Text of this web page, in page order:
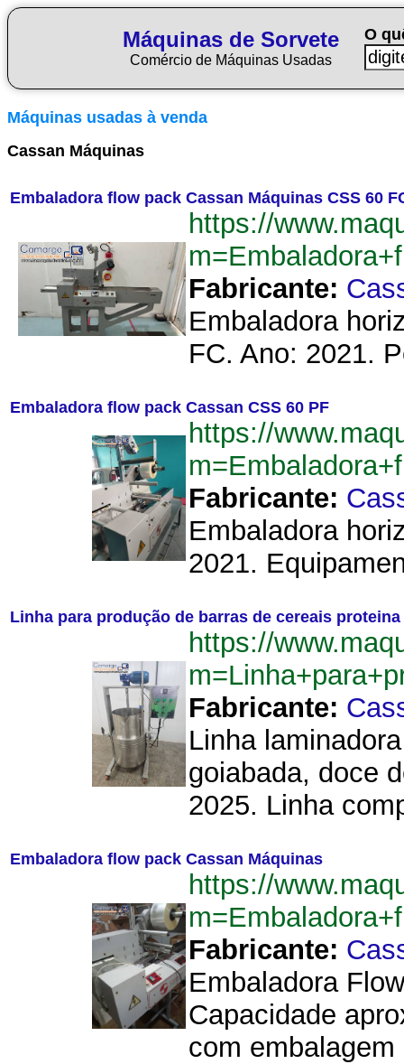
Máquinas de Sorvete
Comércio de Máquinas Usadas
O
Máquinas usadas à venda
Cassan Máquinas
Embaladora flow pack Cassan Máquinas CSS 60
https://
Fabricante:
Embaladora
FC. Ano: 2021.
Embaladora flow pack Cassan CSS 60 PF
https://
Fabricante:
Embaladora
2021.
Linha para produção de barras de cereais
https://
Fabricante:
Linha
goiabada, doce
2025. Linha
Embaladora flow pack Cassan Máquinas
https://
Fabricante:
Embaladora
Capacidade
com